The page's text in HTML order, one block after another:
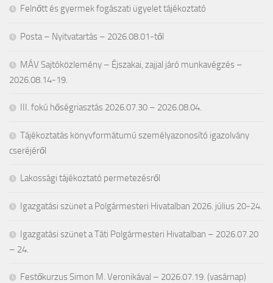
Felnőtt és gyermek fogászati ügyelet tájékoztató
Posta – Nyitvatartás – 2026.08.01-től
MÁV Sajtóközlemény – Éjszakai, zajjal járó munkavégzés –
2026.08.14-19.
III. fokú hőségriasztás 2026.07.30 – 2026.08.04.
Tájékoztatás könyvformátumú személyazonosító igazolvány
cseréjéről
Lakossági tájékoztató permetezésről
Igazgatási szünet a Polgármesteri Hivatalban 2026. július 20-24.
Igazgatási szünet a Táti Polgármesteri Hivatalban – 2026.07.20
– 24.
Festőkurzus Simon M. Veronikával – 2026.07.19. (vasárnap)